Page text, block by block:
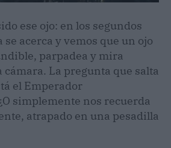
ese ojo: en los segundos
acerca y vemos que un ojo
parpadea y mira
La pregunta que salta
el Emperador
simplemente nos recuerda
atrapado en una pesadilla